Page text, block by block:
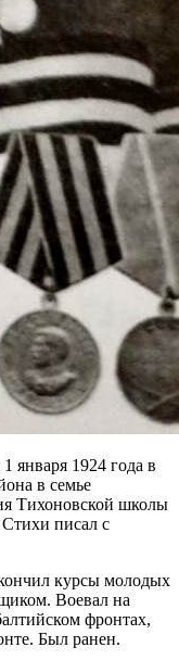
января 1924 года в
в семье
Тихоновской школы
писал с
курсы молодых
Воевал на
фронтах,
Был ранен.